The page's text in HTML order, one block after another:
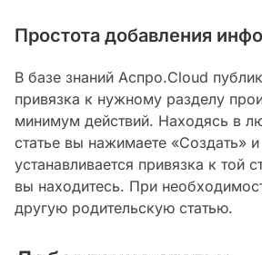
Простота добавления
В базе знаний Аспро.Cloud
привязка к нужному разделу
минимум действий. Находясь в
статье вы нажимаете «Создать»
устанавливается привязка к той
вы находитесь. При
другую родительскую статью.